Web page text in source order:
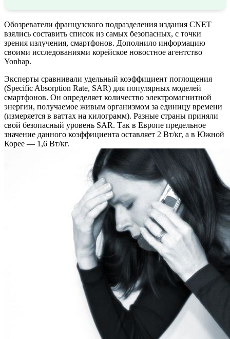
Обозреватели французского подразделения издания CNET
взялись составить список из самых безопасных, с точки
зрения излучения, смартфонов. Дополнило информацию
своими исследованиями корейское новостное агентство
Yonhap.
Эксперты сравнивали удельный коэффициент поглощения
(Specific Absorption Rate, SAR) для популярных моделей
смартфонов. Он определяет количество электромагнитной
энергии, получаемое живым организмом за единицу времени
(измеряется в ваттах на килограмм). Разные страны приняли
свой безопасный уровень SAR. Так в Европе предельное
значение данного коэффициента оставляет 2 Вт/кг, а в Южной
Корее — 1,6 Вт/кг.